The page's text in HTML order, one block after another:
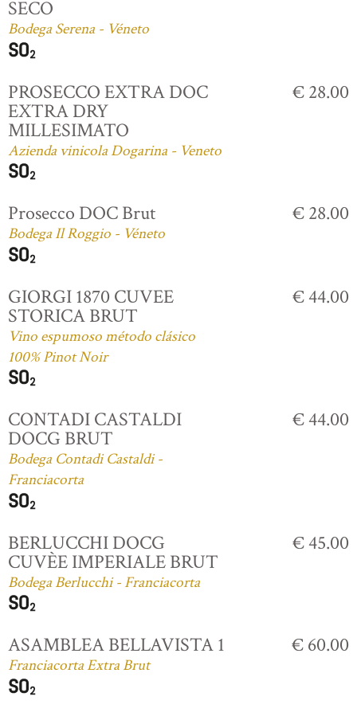
SECO
Bodega Serena - Véneto
PROSECCO EXTRA DOC
EXTRA DRY
MILLESIMATO
Azienda vinicola Dogarina - Veneto
€ 28.00
Prosecco DOC Brut
Bodega Il Roggio - Véneto
€ 28.00
GIORGI 1870 CUVEE
STORICA BRUT
Vino espumoso método clásico
100% Pinot Noir
€ 44.00
CONTADI CASTALDI
DOCG BRUT
Bodega Contadi Castaldi -
Franciacorta
€ 44.00
BERLUCCHI DOCG
CUVÈE IMPERIALE BRUT
Bodega Berlucchi - Franciacorta
€ 45.00
ASAMBLEA BELLAVISTA 1
Franciacorta Extra Brut
€ 60.00